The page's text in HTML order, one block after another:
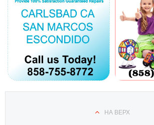
НА ВЕРХ